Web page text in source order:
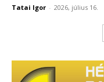
Tatai Igor - 2026, július 16.